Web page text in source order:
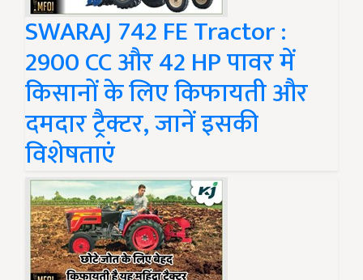
SWARAJ 742 FE Tractor :
2900 CC और 42 HP पावर में
किसानों के लिए किफायती और
दमदार ट्रैक्टर, जानें इसकी
विशेषताएं